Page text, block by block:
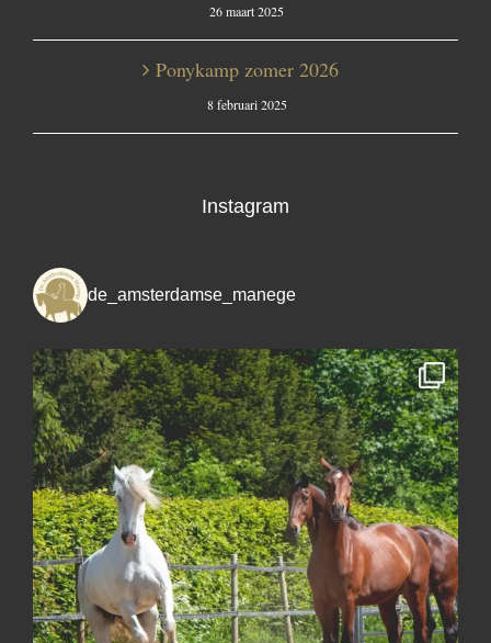
26 maart 2025
Ponykamp zomer 2026
8 februari 2025
Instagram
de_amsterdamse_manege